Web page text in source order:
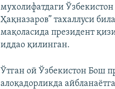
мухолифатдаги
Ҳақназаров” тахаллуси
мақоласида президент
иддао қилинган.
Ўтган ой Ўзбекистон Бош
алоқадорликда